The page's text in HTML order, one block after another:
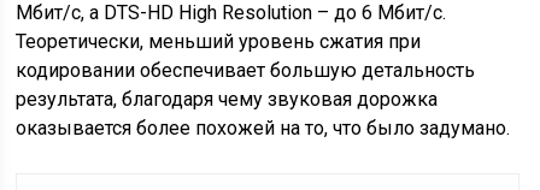
Мбит/с, а DTS-HD High Resolution – до 6 Мбит/с.
Теоретически, меньший уровень сжатия при
кодировании обеспечивает большую детальность
результата, благодаря чему звуковая дорожка
оказывается более похожей на то, что было задумано.